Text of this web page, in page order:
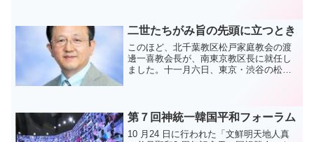
アサン鮮文大学（総長ファンソンジョ）
と2014多文化平...
二世たちがみ旨の先頭に立つとき
このほど、北千葉教区松戸家庭教会の渡
邊一喜教会長が、南東京教区長に就任し
ました。十一月六日、東京・渋谷の松濤
長は、二世のことをいつも...
第７回神統一韓国平和フォーラム
10 月24 日に行われた「文鮮明天地人真